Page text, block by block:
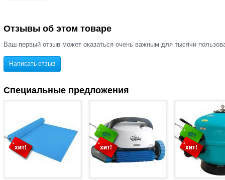
Отзывы об этом товаре
Ваш первый отзыв может оказаться очень важным для тысячи
Написать отзыв
Специальные предложения